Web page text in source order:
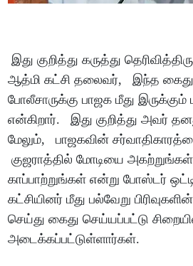
இது குறித்து கருத்து
ஆத்மி கட்சி தலைவர், இந்த
போலீசாருக்கு பாஜக மீது இருக்கும்
என்கிறார். இது குறித்து அவர்
மேலும், பாஜகவின்
குஜராத்தில் மோடியை
காப்பாற்றுங்கள் என்று போஸ்டர்
கட்சியினர் மீது பல்வேறு
செய்து கைது செய்யப்பட்டு
அடைக்கப்பட்டுள்ளார்கள்.